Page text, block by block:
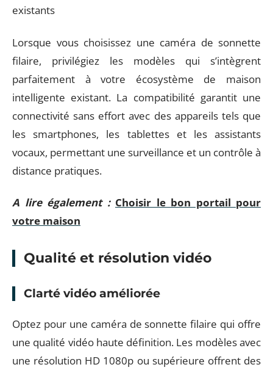
existants
Lorsque vous choisissez une caméra de sonnette
filaire, privilégiez les modèles qui s’intègrent
parfaitement à votre écosystème de maison
intelligente existant. La compatibilité garantit une
connectivité sans effort avec des appareils tels que
les smartphones, les tablettes et les assistants
vocaux, permettant une surveillance et un contrôle à
distance pratiques.
A lire également : Choisir le bon portail pour
votre maison
Qualité et résolution vidéo
Clarté vidéo améliorée
Optez pour une caméra de sonnette filaire qui offre
une qualité vidéo haute définition. Les modèles avec
une résolution HD 1080p ou supérieure offrent des